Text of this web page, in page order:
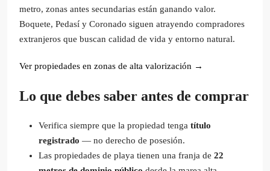
metro, zonas antes secundarias están ganando valor.
Boquete, Pedasí y Coronado siguen atrayendo compradores
extranjeros que buscan calidad de vida y entorno natural.
Ver propiedades en zonas de alta valorización →
Lo que debes saber antes de comprar
Verifica siempre que la propiedad tenga título
registrado — no derecho de posesión.
Las propiedades de playa tienen una franja de 22